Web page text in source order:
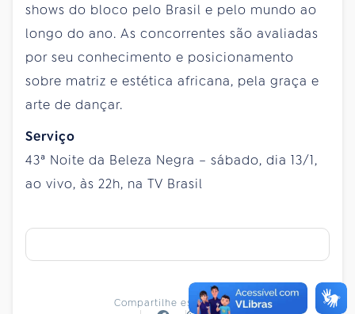
shows do bloco pelo Brasil e pelo mundo ao
longo do ano. As concorrentes são avaliadas
por seu conhecimento e posicionamento
sobre matriz e estética africana, pela graça e
arte de dançar.
Serviço
43ª Noite da Beleza Negra – sábado, dia 13/1,
ao vivo, às 22h, na TV Brasil
Compartilhe essa notícia